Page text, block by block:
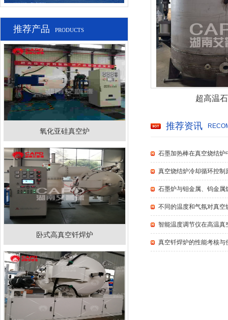
推荐产品 PRODUCTS
氧化亚硅真空炉
卧式高真空钎焊炉
超高温
推荐资讯
石墨加热棒在真空烧结炉
真空烧结炉冷却循环控制
石墨炉与钼金属、钨金属
不同的温度和气氛对真空
智能温度调节仪在高温真
真空钎焊炉的性能考核与